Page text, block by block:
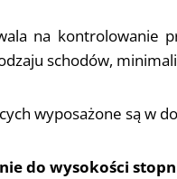
na kontrolowanie
schodów,
wyposażone są w
do wysokości